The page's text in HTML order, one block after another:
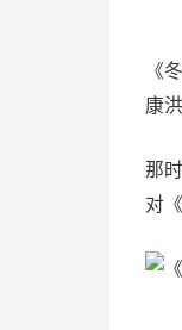
《
康
那
对